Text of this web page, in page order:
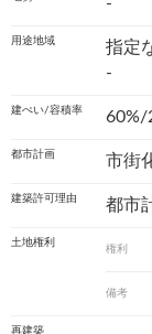
用途地域
指定
-
建ぺい/容積率 60%/
都市計画 市街
建築許可理由 都市
土地権利
権利
備考
再建築